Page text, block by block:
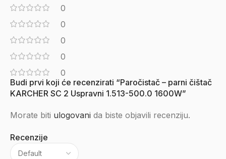
0
0
0
0
0
Recenzije
Budi prvi koji će recenzirati “Paročistač – parni čištač
KARCHER SC 2 Uspravni 1.513-500.0 1600W”
Morate biti ulogovani da biste objavili recenziju.